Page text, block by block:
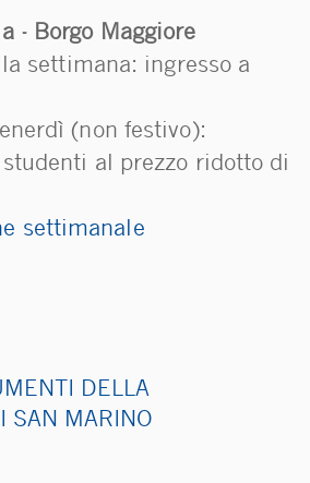
- Borgo Maggiore
settimana: ingresso a
(non festivo):
al prezzo ridotto di
settimanale
DELLA
SAN MARINO